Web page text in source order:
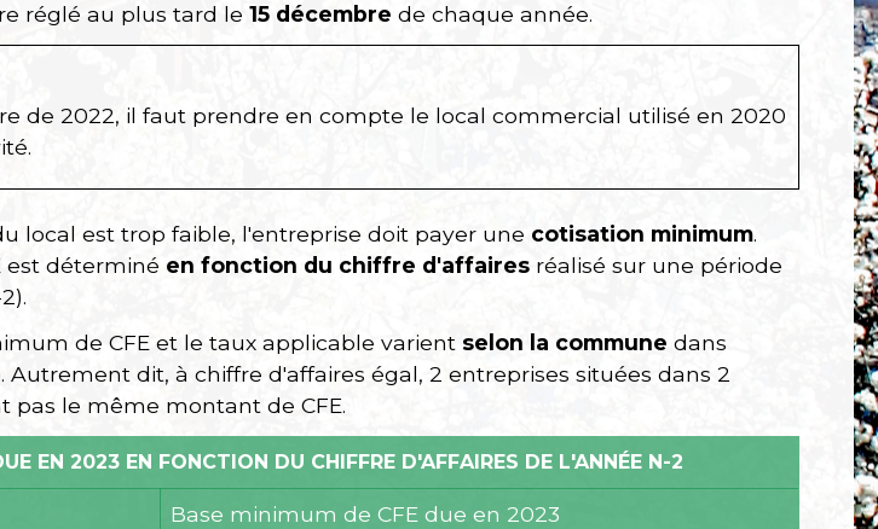
réglé au plus tard le 15 décembre de chaque année.
de 2022, il faut prendre en compte le local commercial utilisé en 2020
local est trop faible, l'entreprise doit payer une cotisation minimum.
est déterminé en fonction du chiffre d'affaires réalisé sur une période
de CFE et le taux applicable varient selon la commune dans
dit, à chiffre d'affaires égal, 2 entreprises situées dans 2
le même montant de CFE.
EN 2023 EN FONCTION DU CHIFFRE D'AFFAIRES DE L'ANNÉE N-2
Base minimum de CFE due en 2023